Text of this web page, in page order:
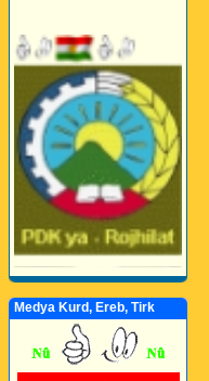
Medya Kurd, Ereb, Tirk